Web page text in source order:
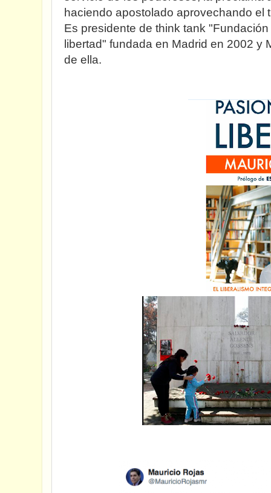
haciendo apostolado aprovechando el
Es presidente de think tank
libertad" fundada en Madrid en 2002 y
de ella.